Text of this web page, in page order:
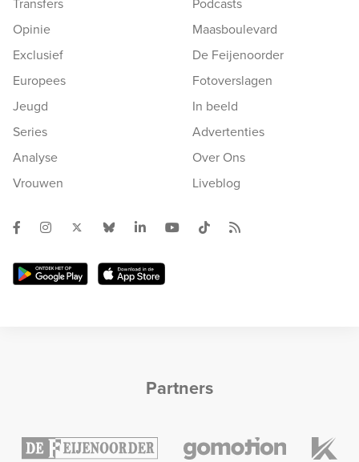
Opinie
Exclusief
Europees
Jeugd
Series
Analyse
Vrouwen
Maasboulevard
De Feijenoorder
Fotoverslagen
In beeld
Advertenties
Over Ons
Liveblog
Partners